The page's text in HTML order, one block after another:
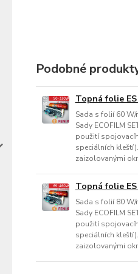
Podobné
Topná folie
Sada s folií 60 W/
Sady ECOFILM
použití
speciálních
zaizolovanými
Topná folie
Sada s folií 80 W/
Sady ECOFILM
použití
speciálních
zaizolovanými